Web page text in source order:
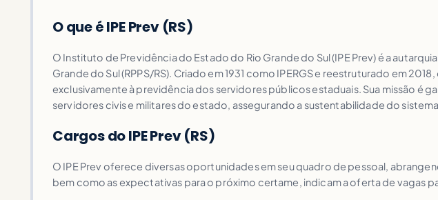
O que é IPE Prev (RS)
O Instituto de Previdência do Estado do Rio Grande do Sul (IPE Prev) é a
Grande do Sul (RPPS/RS). Criado em 1931 como IPERGS e reestruturado em
exclusivamente à previdência dos servidores públicos estaduais. Sua missão
servidores civis e militares do estado, assegurando a sustentabilidade do
Cargos do IPE Prev (RS)
O IPE Prev oferece diversas oportunidades em seu quadro de pessoal,
bem como as expectativas para o próximo certame, indicam a oferta de vagas